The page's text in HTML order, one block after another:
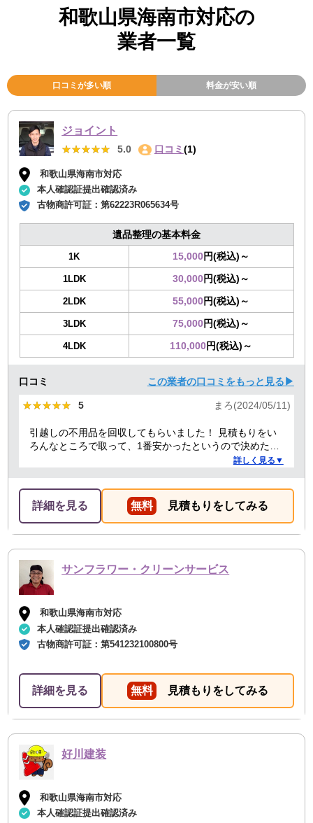
和歌山県海南市対応の
業者一覧
口コミが多い順 料金が安い順
ジョイント
★★★★★
★★★★★ 5.0 口コミ (1)
和歌山県海南市対応
本人確認証提出確認済み
古物商許可証：第62223R065634号
遺品整理の基本料金
1K 15,000円(税込)～
1LDK 30,000円(税込)～
2LDK 55,000円(税込)～
3LDK 75,000円(税込)～
4LDK 110,000円(税込)～
口コミ この業者の口コミをもっと見る▶
★★★★★
★★★★★ 5 まろ(2024/05/11)
引越しの不用品を回収してもらいました！ 見積もりをい
ろんなところで取って、1番安かったというので決めたの
ですが、 対応や話し方も、丁寧で優しく、 作業自体も素
回収の時は料金しようと思いました！
詳しく見る▼
詳細を見る 無料 見積もりをしてみる
サンフラワー・クリーンサービス
和歌山県海南市対応
本人確認証提出確認済み
古物商許可証：第541232100800号
詳細を見る 無料 見積もりをしてみる
好川建装
和歌山県海南市対応
本人確認証提出確認済み